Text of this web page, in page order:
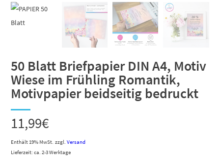
50 Blatt Briefpapier DIN A4, Motiv
Wiese im Frühling Romantik,
Motivpapier beidseitig bedruckt
11,99€
Enthält 19% MwSt. zzgl.Versand
Lieferzeit: ca. 2-3 Werktage